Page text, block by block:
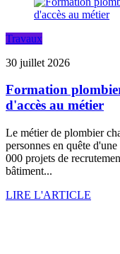
Travaux
30 juillet 2026
Formation
d'accès au métier
Le métier de plombier
personnes en quête
000 projets de
bâtiment...
LIRE L'ARTICLE